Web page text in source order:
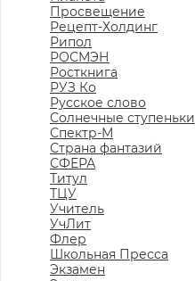
Просвещение
Рецепт-Холдинг
Рипол
РОСМЭН
Росткнига
РУЗ Ко
Русское слово
Солнечные ступеньки
Спектр-М
Страна фантазий
СФЕРА
Титул
ТЦУ
Учитель
УчЛит
Флер
Школьная Пресса
Экзамен